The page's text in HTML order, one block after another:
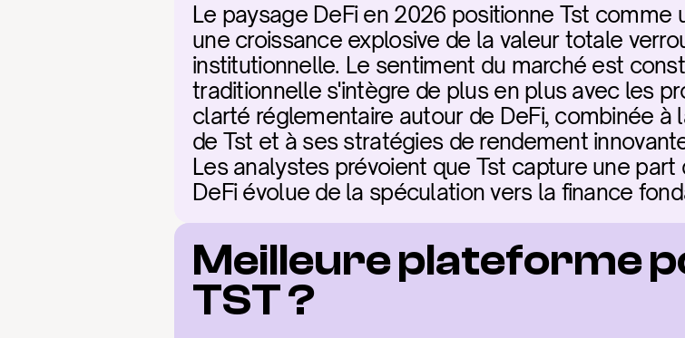
Le paysage DeFi en 2026 positionne Tst
une croissance explosive de la valeur totale
institutionnelle. Le sentiment du marché est
traditionnelle s'intègre de plus en plus avec les
clarté réglementaire autour de DeFi, combinée
de Tst et à ses stratégies de rendement
Les analystes prévoient que Tst capture une
DeFi évolue de la spéculation vers la finance
Meilleure plateforme
TST ?